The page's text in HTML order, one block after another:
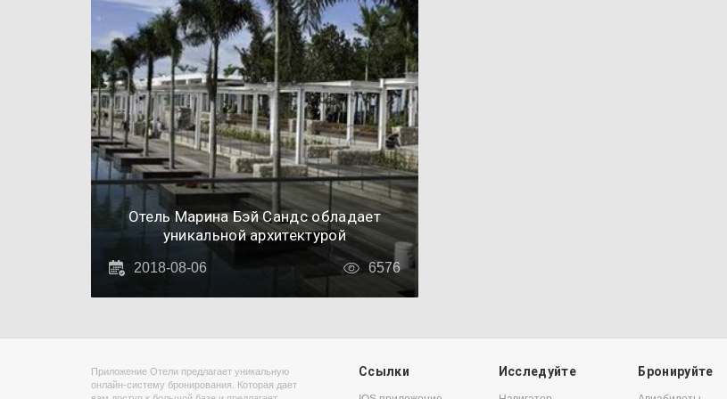
Отель Марина Бэй Сандс обладает
уникальной архитектурой
2018-08-06 6576
Приложение Отели предлагает уникальную
онлайн-систему бронирования. Которая дает
Ссылки Исследуйте Бронируйте